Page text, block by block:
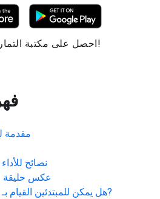
احصل على مكتبة التمارين في جيبك!
مقدمة
نصائح للأداء
عكس حليقة
هل يمكن للمبتدئين القيام بـ?